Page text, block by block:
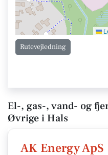
Rutevejledning
El-, gas-, vand- og
Øvrige i Hals
AK Energy ApS